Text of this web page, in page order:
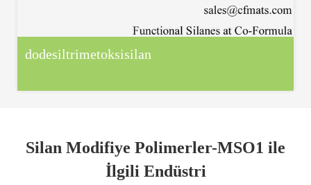
dodesiltrimetoksisilan
Silan Modifiye Polimerler-MSO1 ile
İlgili Endüstri